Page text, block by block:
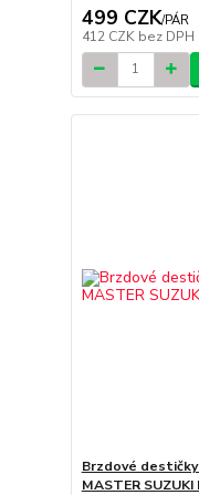
499 CZK/PÁR
412 CZK bez DPH
Brzdové
MASTER